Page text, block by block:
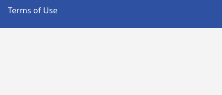
Terms of Use